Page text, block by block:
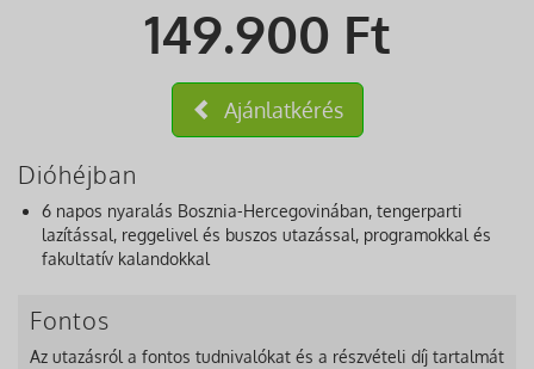
149.900 Ft
Ajánlatkérés
Dióhéjban
6 napos nyaralás Bosznia-Hercegovinában, tengerparti
lazítással, reggelivel és buszos utazással, programokkal és
fakultatív kalandokkal
Fontos
Az utazásról a fontos tudnivalókat és a részvételi díj tartalmát